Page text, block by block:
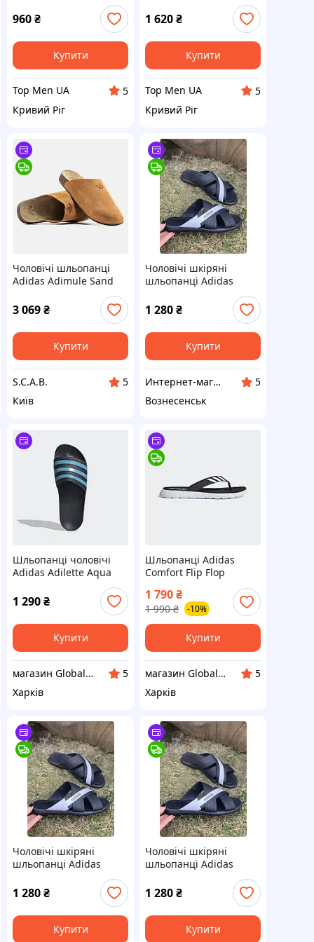
хлопця / дівчини на
літо
960₴
Купити
Top Men UA
5
Кривий Ріг
рельєф / Адідас
1 620₴
Купити
Top Men UA
5
Кривий Ріг
Чоловічі шльопанці
Adidas Adimule Sand
3 069₴
Купити
S.C.A.B.
5
Київ
Чоловічі шкіряні
шльопанці Adidas
чорні з білим 45 (29,5
см)
1 280₴
Купити
Интернет-магазин обуви "shoescomfort"
5
Вознесенськ
Шльопанці чоловічі
Adidas Adilette Aqua
EG1757) максимальний
- UK 9
1 290₴
Купити
магазин Global Sport
5
Харків
Шльопанці Adidas
Comfort Flip Flop
1 790₴
1 990 ₴ -10%
Купити
магазин Global Sport
5
Харків
Чоловічі шкіряні
шльопанці Adidas
чорні з білим 41 (27,0
см)
1 280₴
Купити
Чоловічі шкіряні
шльопанці Adidas
чорні з білим 43 (28,5
см)
1 280₴
Купити